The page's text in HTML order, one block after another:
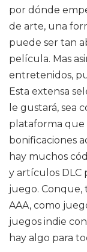
por dónde
de arte, una
puede ser tan
película. Mas
entretenidos,
Esta extensa
le gustará, sea
plataforma que
bonificaciones
hay muchos
y artículos DLC
juego. Conque,
AAA, como
juegos indie
hay algo para